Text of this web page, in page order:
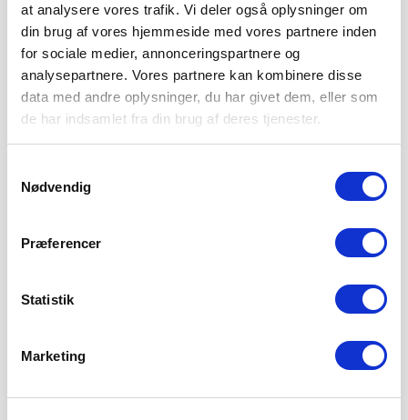
at analysere vores trafik. Vi deler også oplysninger om
din brug af vores hjemmeside med vores partnere inden
for sociale medier, annonceringspartnere og
analysepartnere. Vores partnere kan kombinere disse
data med andre oplysninger, du har givet dem, eller som
de har indsamlet fra din brug af deres tjenester.
Nødvendig
Præferencer
Statistik
Marketing
LÆS MERE